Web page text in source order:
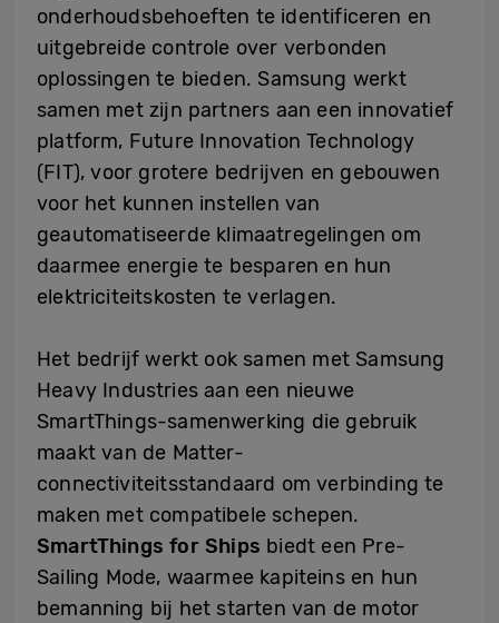
onderhoudsbehoeften te identificeren en
uitgebreide controle over verbonden
oplossingen te bieden. Samsung werkt
samen met zijn partners aan een innovatief
platform, Future Innovation Technology
(FIT), voor grotere bedrijven en gebouwen
voor het kunnen instellen van
geautomatiseerde klimaatregelingen om
daarmee energie te besparen en hun
elektriciteitskosten te verlagen.
Het bedrijf werkt ook samen met Samsung
Heavy Industries aan een nieuwe
SmartThings-samenwerking die gebruik
maakt van de Matter-
connectiviteitsstandaard om verbinding te
maken met compatibele schepen.
SmartThings for Ships biedt een Pre-
Sailing Mode, waarmee kapiteins en hun
bemanning bij het starten van de motor